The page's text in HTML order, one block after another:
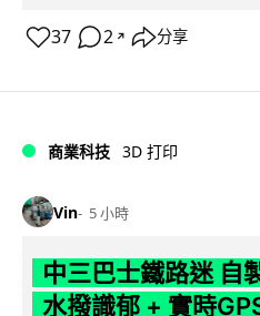
37 2 ↗ 分享
商業科技 3D 打印
Vin 5 小時
中三巴士鐵路迷 自
水撥識郁 + 實時